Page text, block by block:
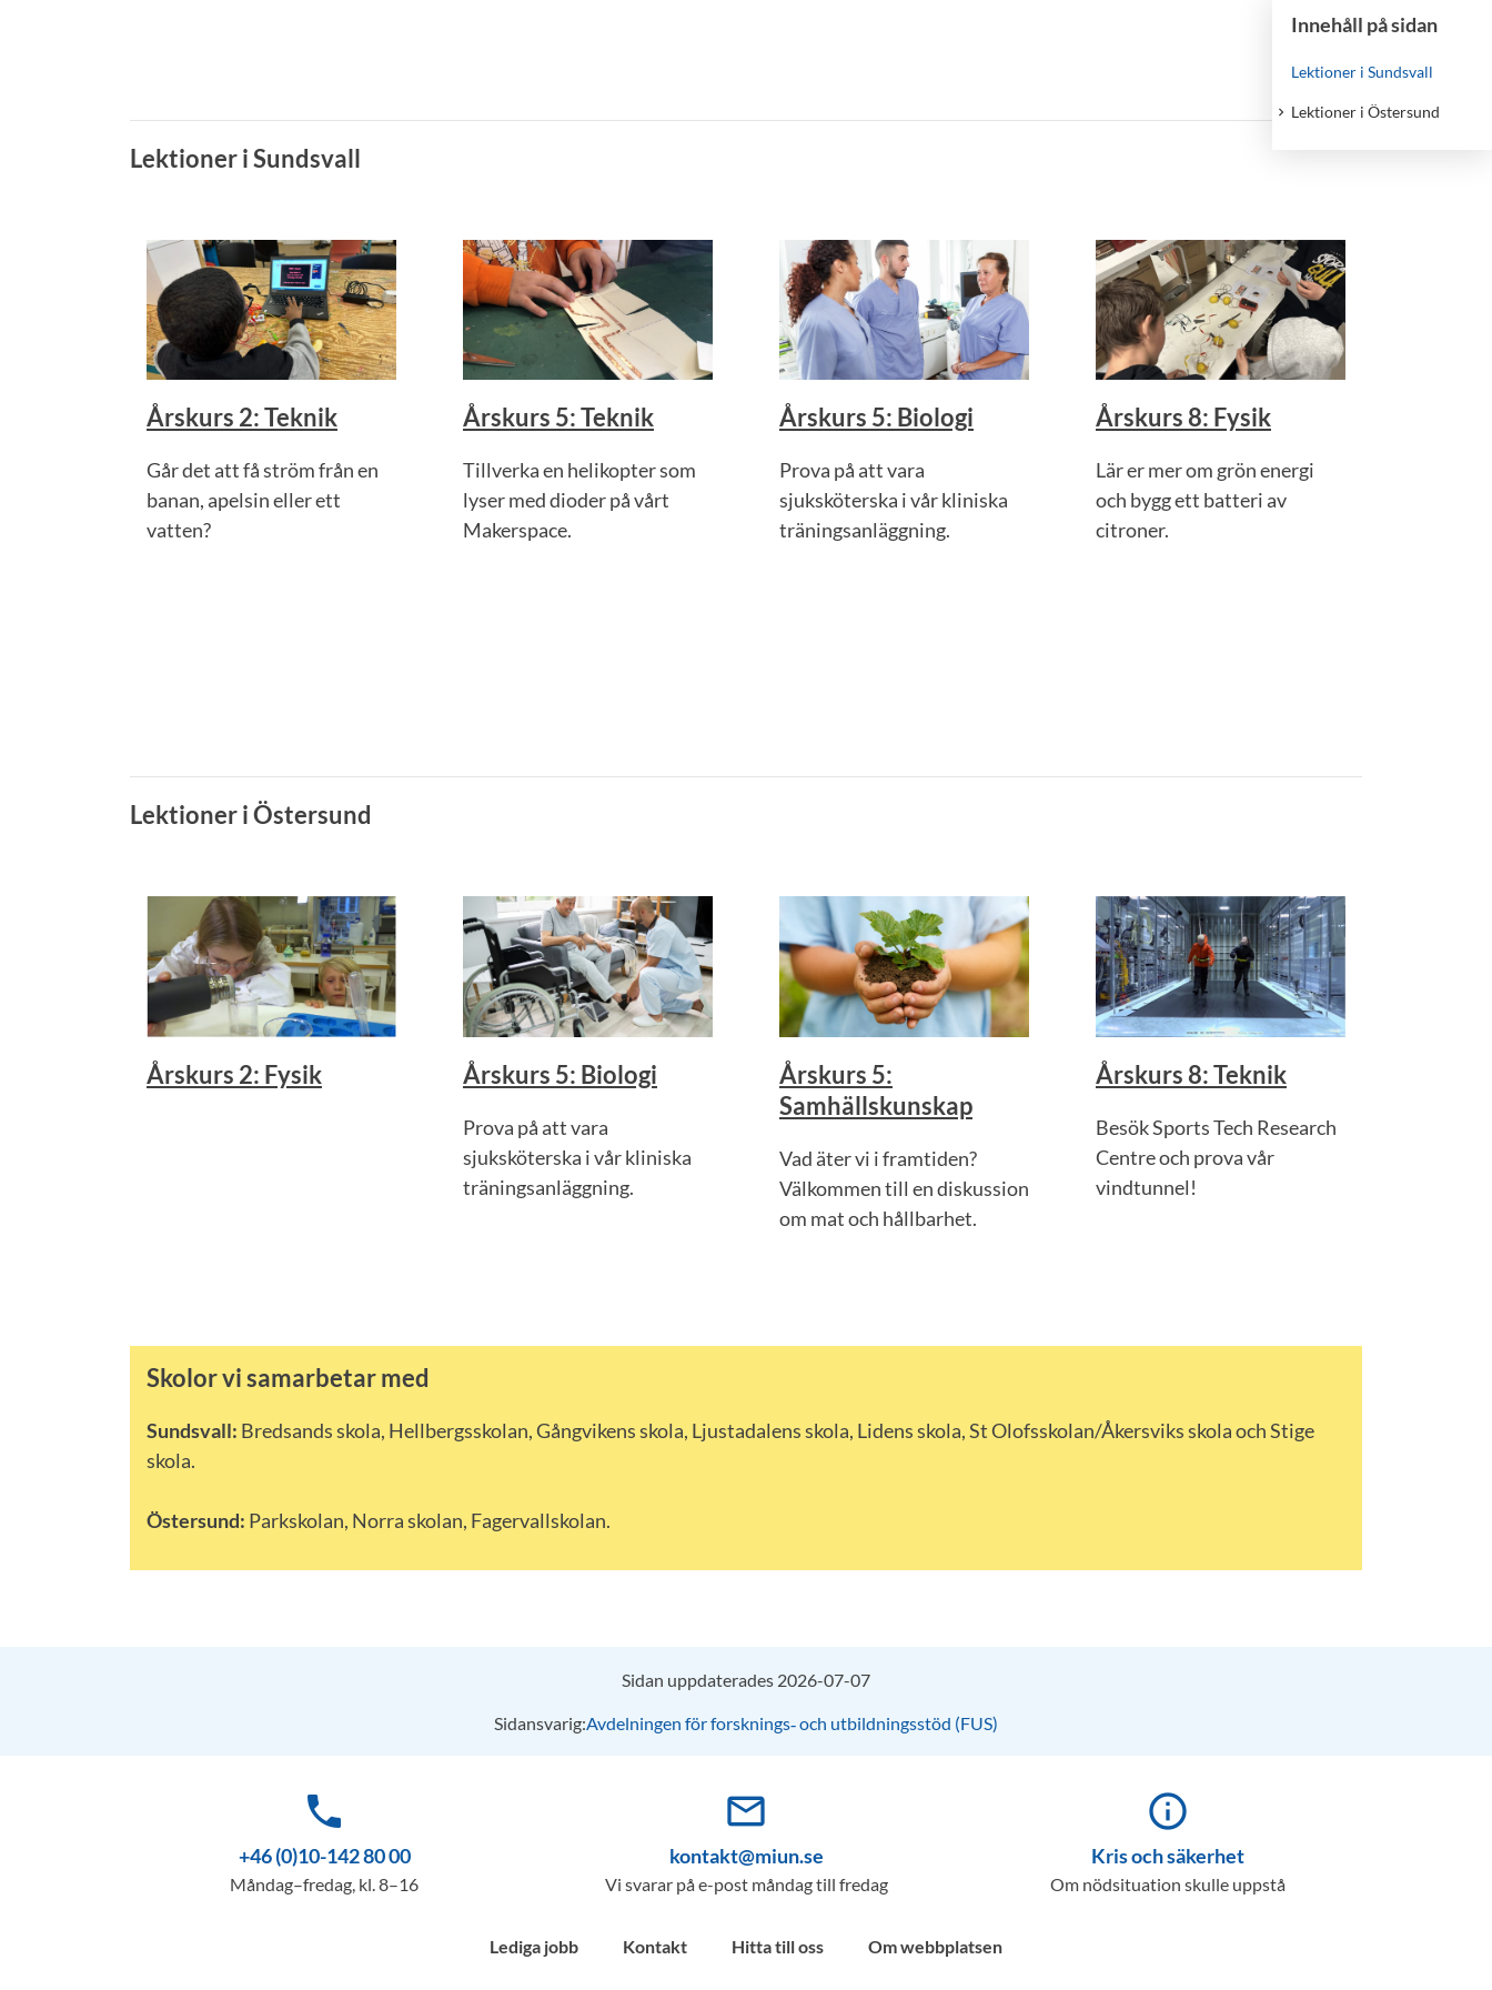
Innehåll på sidan
Lektioner i Sundsvall
Lektioner i Östersund
Lektioner i Sundsvall
Årskurs 2: Teknik
Går det att få ström från en
banan, apelsin eller ett
vatten?
Årskurs 5: Teknik
Tillverka en helikopter som
lyser med dioder på vårt
Makerspace.
Årskurs 5: Biologi
Prova på att vara
sjuksköterska i vår kliniska
träningsanläggning.
Årskurs 8: Fysik
Lär er mer om grön energi
och bygg ett batteri av
citroner.
Lektioner i Östersund
Årskurs 2: Fysik Årskurs 5: Biologi
Prova på att vara
sjuksköterska i vår kliniska
träningsanläggning.
Årskurs 5:
Samhällskunskap
Vad äter vi i framtiden?
Välkommen till en diskussion
om mat och hållbarhet.
Årskurs 8: Teknik
Besök Sports Tech Research
Centre och prova vår
vindtunnel!
Skolor vi samarbetar med
Sundsvall: Bredsands skola, Hellbergsskolan, Gångvikens skola, Ljustadalens skola, Lidens skola, St Olofsskolan/Åkersviks skola och Stige
skola.
Östersund: Parkskolan, Norra skolan, Fagervallskolan.
Sidan uppdaterades 2026-07-07
Sidansvarig:Avdelningen för forsknings‑ och utbildningsstöd (FUS)
phone
+46 (0)10-142 80 00
Måndag–fredag, kl. 8–16
mail_outline
kontakt@miun.se
Vi svarar på e-post måndag till fredag
info_outline
Kris och säkerhet
Om nödsituation skulle uppstå
Lediga jobb Kontakt Hitta till oss Om webbplatsen